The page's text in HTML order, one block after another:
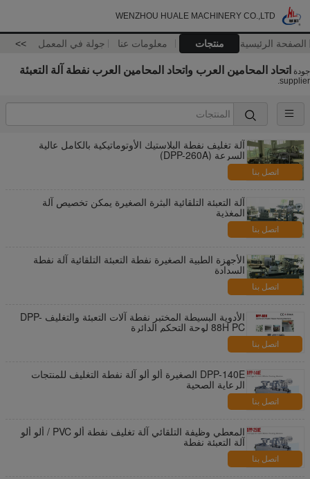
WENZHOU HUALE MACHINERY CO.,LTD
الصفحة الرئيسية منتجات معلومات عنا جولة في المعمل >>
جودة اتحاد المحامين العرب واتحاد المحامين العرب نفطة آلة التعبئة
supplier.
آلة تغليف نفطة البلاستيك الأوتوماتيكية بالكامل عالية
السرعة (DPP-260A)
اتصل بنا
آلة التعبئة التلقائية البثرة الصغيرة يمكن تخصيص آلة
المغذية
اتصل بنا
الأجهزة الطبية الصغيرة نفطة التعبئة التلقائية آلة نفطة
السدادة
اتصل بنا
الأدوية البسيطة المختبر نفطة آلات التعبئة والتغليف DPP-
88H PC لوحة التحكم الدائرة
اتصل بنا
DPP-140E الصغيرة ألو ألو آلة نفطة التغليف للمنتجات
الرعاية الصحية
اتصل بنا
المعطي وظيفة التلقائي آلة تغليف نفطة ألو PVC / ألو ألو
آلة التعبئة نفطة
اتصل بنا